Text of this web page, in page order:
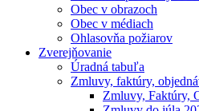
Obec v obrazoch
Obec v médiach
Ohlasovňa požiarov
Zverejňovanie
Úradná tabuľa
Zmluvy, faktúry,
Zmluvy, Faktúry,